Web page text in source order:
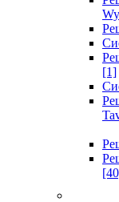
[1]